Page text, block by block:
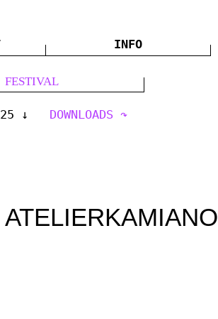
INFO
FESTIVAL
DOWNLOADS
ATELIERKAMIANO